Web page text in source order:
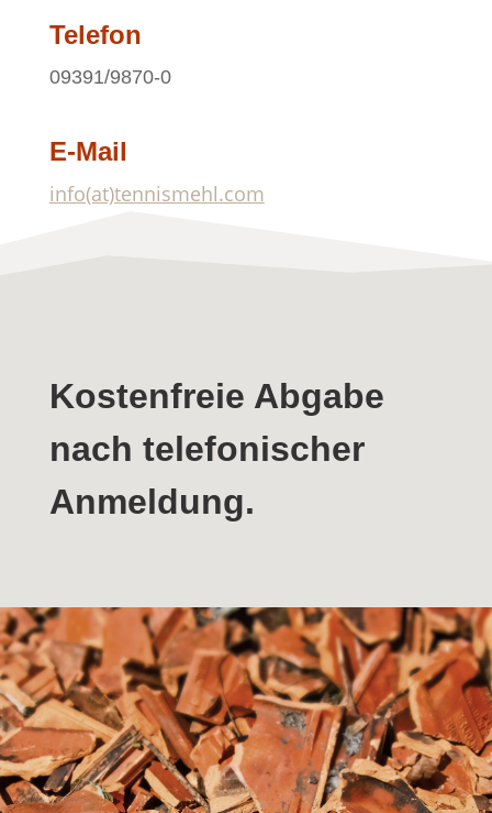
Telefon
09391/9870-0
E-Mail
info(at)tennismehl.com
Kostenfreie Abgabe
nach telefonischer
Anmeldung.